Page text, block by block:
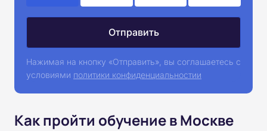
Нажимая на кнопку «Отправить», вы соглашаетесь с
условиями политики конфиденциальностии
Как пройти обучение в Москве